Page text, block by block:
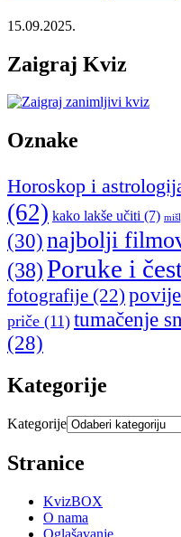
15.09.2025.
Zaigraj Kviz
Oznake
Horoskop i
(62) kako lakše učiti (7)
(30) najbolji
(38)Poruke i
fotografije (22)
priče (11) tumačenje
(28)
Kategorije
Kategorije
Stranice
KvizBOX
O nama
Oglašavanje